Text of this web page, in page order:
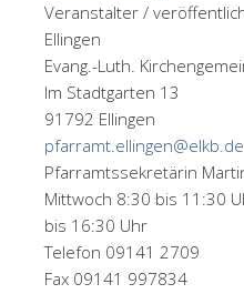
Veranstalter /
Ellingen
Evang.-Luth.
Im Stadtgarten 13
91792 Ellingen
pfarramt.ellingen@elkb.de
Pfarramtssekretärin
Mittwoch 8:30 bis 11:30
bis 16:30 Uhr
Telefon 09141 2709
Fax 09141 997834